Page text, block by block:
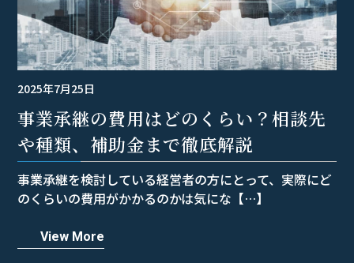
2025年7月25日
事業承継の費用はどのくらい？相談先
や種類、補助金まで徹底解説
事業承継を検討している経営者の方にとって、実際にど
のくらいの費用がかかるのかは気にな【…】
View More